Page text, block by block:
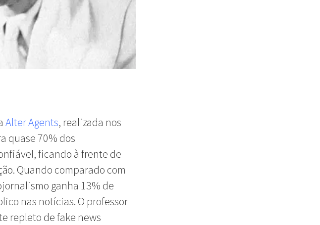
Alter Agents, realizada nos
quase 70% dos
ficando à frente de
Quando comparado com
ganha 13% de
nas notícias. O professor
repleto de fake news